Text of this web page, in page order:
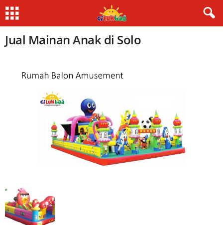
Jual Mainan Anak di Solo